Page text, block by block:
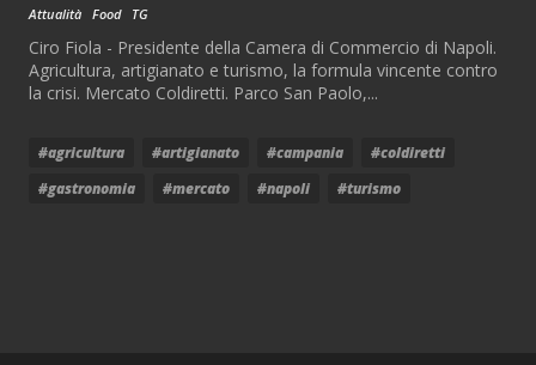
Attualità Food TG
Ciro Fiola - Presidente della Camera di Commercio di Napoli.
Agricultura, artigianato e turismo, la formula vincente contro
la crisi. Mercato Coldiretti. Parco San Paolo,...
#agricultura #artigianato #campania
#coldiretti
#gastronomia
#mercato #napoli #turismo